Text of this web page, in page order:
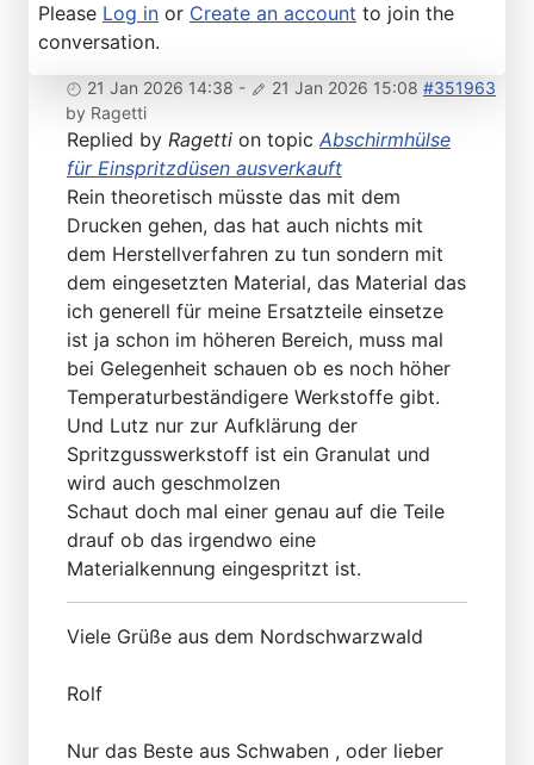
Please Log in or Create an account to join the
conversation.
21 Jan 2026 14:38 - 21 Jan 2026 15:08 #351963
by Ragetti
Replied by Ragetti on topic Abschirmhülse
für Einspritzdüsen ausverkauft
Rein theoretisch müsste das mit dem
Drucken gehen, das hat auch nichts mit
dem Herstellverfahren zu tun sondern mit
dem eingesetzten Material, das Material das
ich generell für meine Ersatzteile einsetze
ist ja schon im höheren Bereich, muss mal
bei Gelegenheit schauen ob es noch höher
Temperaturbeständigere Werkstoffe gibt.
Und Lutz nur zur Aufklärung der
Spritzgusswerkstoff ist ein Granulat und
wird auch geschmolzen
Schaut doch mal einer genau auf die Teile
drauf ob das irgendwo eine
Materialkennung eingespritzt ist.
Viele Grüße aus dem Nordschwarzwald
Rolf
Nur das Beste aus Schwaben , oder lieber